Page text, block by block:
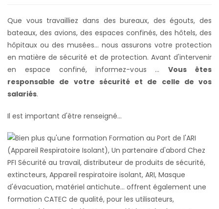
Que vous travailliez dans des bureaux, des égouts, des
bateaux, des avions, des espaces confinés, des hôtels, des
hôpitaux ou des musées... nous assurons votre protection
en matière de sécurité et de protection. Avant d'intervenir
en espace confiné, informez-vous ...Vous êtes
responsable de votre sécurité et de celle de vos
salariés.
Il est important d'être renseigné...